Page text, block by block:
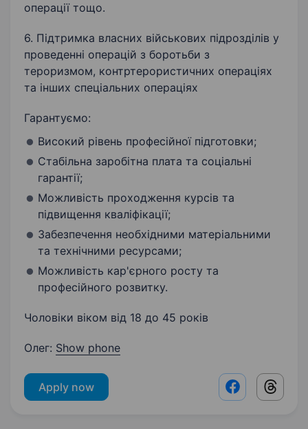
операції тощо.
6. Підтримка власних військових підрозділів у
проведенні операцій з боротьби з
тероризмом, контртерористичних операціях
та інших спеціальних операціях
Гарантуємо:
Високий рівень професійної підготовки;
Стабільна заробітна плата та соціальні
гарантії;
Можливість проходження курсів та
підвищення кваліфікації;
Забезпечення необхідними матеріальними
та технічними ресурсами;
Можливість кар'єрного росту та
професійного розвитку.
Чоловіки віком від 18 до 45 років
Олег: Show phone
Apply now Facebook